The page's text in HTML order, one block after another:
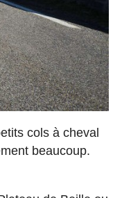
cols à cheval
beaucoup.